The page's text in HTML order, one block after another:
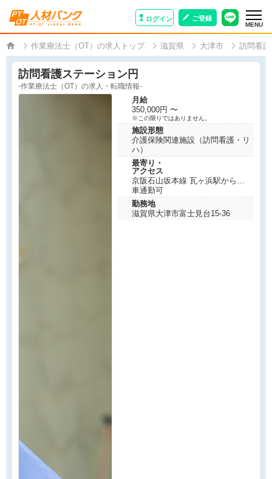
ログイン ご登録
MENU
作業療法士（OT）の求人トップ 滋賀県 大津市 訪問看
訪問看護ステーション円
-作業療法士（OT）の求人・転職情報-
月給
350,000円 〜
※この限りではありません。
施設形態
介護保険関連施設（訪問看護・リ
ハ）
最寄り・
アクセス
京阪石山坂本線 瓦ヶ浜駅から徒
歩1分
車通勤可
勤務地
滋賀県大津市富士見台15-36